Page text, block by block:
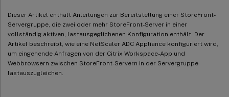
Dieser Artikel enthält Anleitungen zur Bereitstellung einer StoreFront-
Servergruppe, die zwei oder mehr StoreFront-Server in einer
vollständig aktiven, lastausgeglichenen Konfiguration enthält. Der
Artikel beschreibt, wie eine NetScaler ADC Appliance konfiguriert wird,
um eingehende Anfragen von der Citrix Workspace-App und
Webbrowsern zwischen StoreFront-Servern in der Servergruppe
lastauszugleichen.